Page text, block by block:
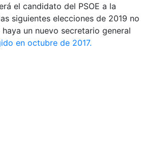
el candidato del PSOE a la
siguientes elecciones de 2019 no
un nuevo secretario general
en octubre de 2017.